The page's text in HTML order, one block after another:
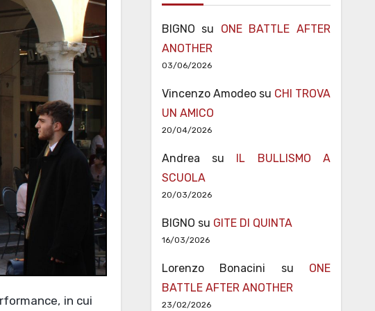
BIGNO su ONE BATTLE AFTER
ANOTHER
03/06/2026
Vincenzo Amodeosu CHI TROVA
UN AMICO
20/04/2026
Andrea su
IL BULLISMO A
SCUOLA
20/03/2026
BIGNO su GITE DI QUINTA
16/03/2026
Lorenzo Bonacini su ONE
BATTLE AFTER ANOTHER
23/02/2026